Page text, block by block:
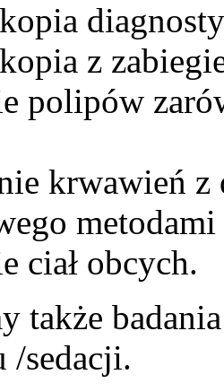
z
polipów
krwawień
ciał obcych.
także
/sedacji.